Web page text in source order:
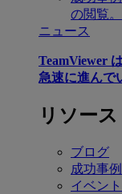
の閲覧。
ニュース
TeamViewer
急速に進んで
リソース
ブログ
成功事例
イベン